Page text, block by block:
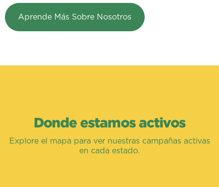
Aprende Más Sobre Nosotros
Explore el mapa para ver nuestras campañas activas
en cada estado.
Donde estamos activos